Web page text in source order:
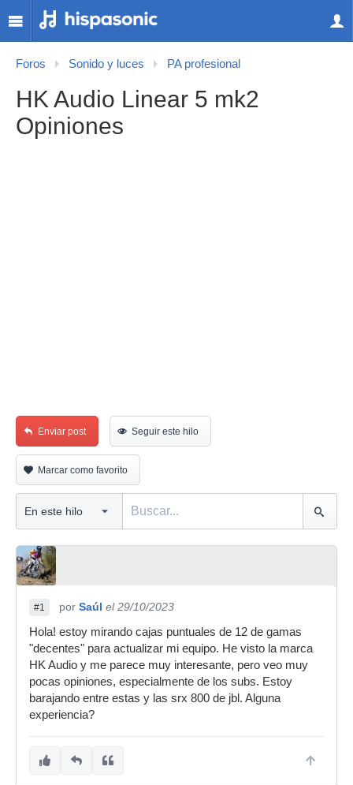
Foros Sonido y luces PA profesional
HK Audio Linear 5 mk2
Opiniones
Enviar post Seguir este hilo
Marcar como favorito
#1 por Saúl el 29/10/2023
Hola! estoy mirando cajas puntuales de 12 de gamas
"decentes" para actualizar mi equipo. He visto la marca
HK Audio y me parece muy interesante, pero veo muy
pocas opiniones, especialmente de los subs. Estoy
barajando entre estas y las srx 800 de jbl. Alguna
experiencia?